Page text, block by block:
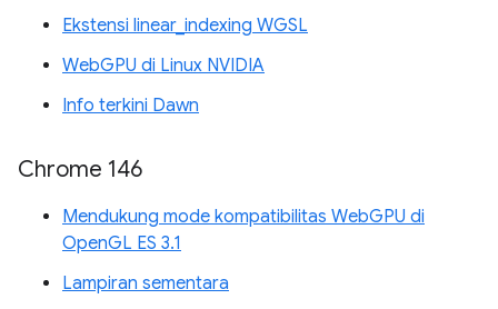
Ekstensi linear_indexing WGSL
WebGPU di Linux NVIDIA
Info terkini Dawn
Chrome 146
Mendukung mode kompatibilitas WebGPU di
OpenGL ES 3.1
Lampiran sementara